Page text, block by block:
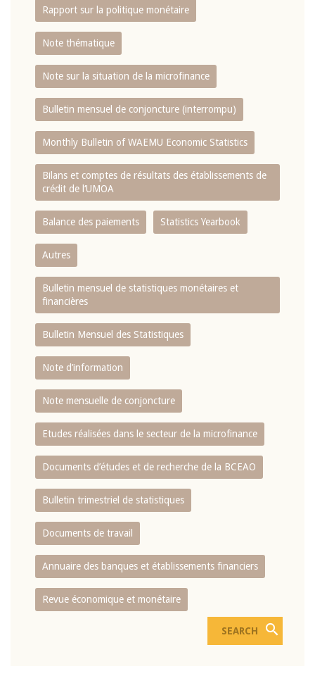
Rapport sur la politique monétaire
Note thématique
Note sur la situation de la microfinance
Bulletin mensuel de conjoncture (interrompu)
Monthly Bulletin of WAEMU Economic Statistics
Bilans et comptes de résultats des établissements de
crédit de l‘UMOA
Balance des paiements Statistics Yearbook
Autres
Bulletin mensuel de statistiques monétaires et
financières
Bulletin Mensuel des Statistiques
Note d’information
Note mensuelle de conjoncture
Etudes réalisées dans le secteur de la microfinance
Documents d’études et de recherche de la BCEAO
Bulletin trimestriel de statistiques
Documents de travail
Annuaire des banques et établissements financiers
Revue économique et monétaire